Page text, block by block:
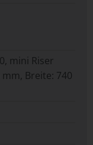
mini Riser
Breite: 740